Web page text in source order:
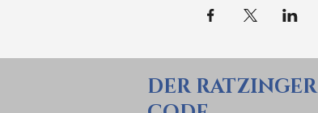
DER RATZINGER